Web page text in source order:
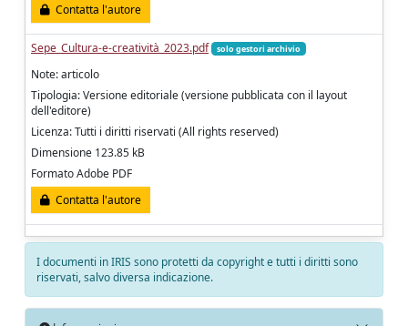
Contatta l'autore
Sepe_Cultura-e-creatività_2023.pdf solo gestori archivio
Note: articolo
Tipologia: Versione editoriale (versione pubblicata con il layout
dell'editore)
Licenza: Tutti i diritti riservati (All rights reserved)
Dimensione 123.85 kB
Formato Adobe PDF
Contatta l'autore
I documenti in IRIS sono protetti da copyright e tutti i diritti sono
riservati, salvo diversa indicazione.